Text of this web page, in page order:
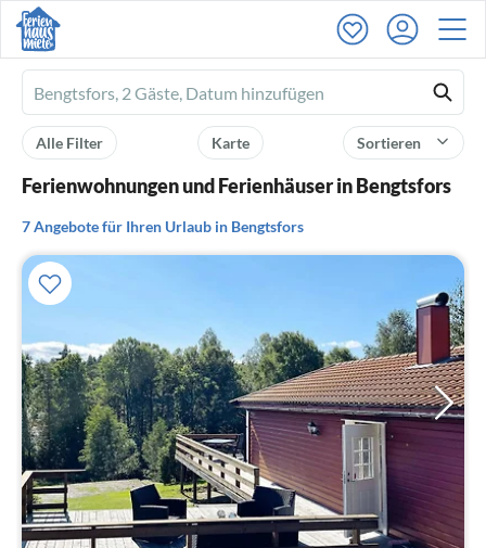
Ferienhausmiete
logo
Sortieren
Karte
Alle Filter
Ferienwohnungen und Ferienhäuser in Bengtsfors
7 Angebote für Ihren Urlaub in Bengtsfors